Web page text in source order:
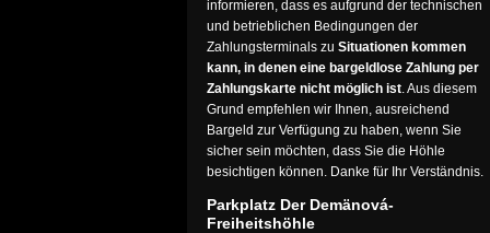
informieren, dass es aufgrund der technischen
und betrieblichen Bedingungen der
Zahlungsterminals zu Situationen kommen
kann, in denen eine bargeldlose Zahlung per
Zahlungskarte nicht möglich ist. Aus diesem
Grund empfehlen wir Ihnen, ausreichend
Bargeld zur Verfügung zu haben, wenn Sie
sicher sein möchten, dass Sie die Höhle
besichtigen können. Danke für Ihr Verständnis.
Parkplatz Der Demänová-
Freiheitshöhle